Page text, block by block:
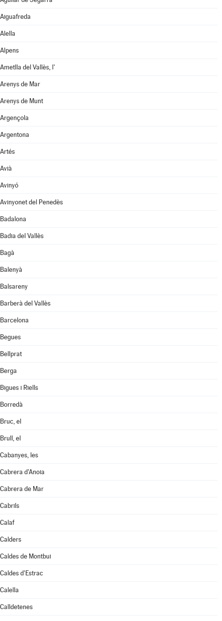
Aiguafreda
Alella
Alpens
Ametlla del Vallès, l'
Arenys de Mar
Arenys de Munt
Argençola
Argentona
Artés
Avià
Avinyó
Avinyonet del Penedès
Badalona
Badia del Vallès
Bagà
Balenyà
Balsareny
Barberà del Vallès
Barcelona
Begues
Bellprat
Berga
Bigues i Riells
Borredà
Bruc, el
Brull, el
Cabanyes, les
Cabrera d'Anoia
Cabrera de Mar
Cabrils
Calaf
Calders
Caldes de Montbui
Caldes d'Estrac
Calella
Calldetenes